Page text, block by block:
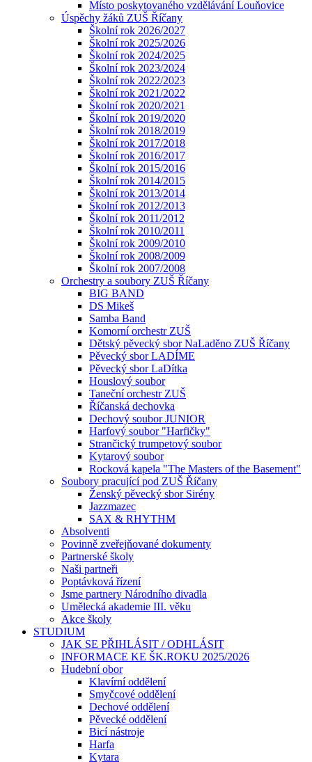
Místo poskytovaného vzdělávání Louňovice
Úspěchy žáků ZUŠ Říčany
Školní rok 2026/2027
Školní rok 2025/2026
Školní rok 2024/2025
Školní rok 2023/2024
Školní rok 2022/2023
Školní rok 2021/2022
Školní rok 2020/2021
Školní rok 2019/2020
Školní rok 2018/2019
Školní rok 2017/2018
Školní rok 2016/2017
Školní rok 2015/2016
Školní rok 2014/2015
Školní rok 2013/2014
Školní rok 2012/2013
Školní rok 2011/2012
Školní rok 2010/2011
Školní rok 2009/2010
Školní rok 2008/2009
Školní rok 2007/2008
Orchestry a soubory ZUŠ Říčany
BIG BAND
DS Mikeš
Samba Band
Komorní orchestr ZUŠ
Dětský pěvecký sbor NaLaděno ZUŠ Říčany
Pěvecký sbor LADÍME
Pěvecký sbor LaDítka
Houslový soubor
Taneční orchestr ZUŠ
Říčanská dechovka
Dechový soubor JUNIOR
Harfový soubor "Harfičky"
Strančický trumpetový soubor
Kytarový soubor
Rocková kapela "The Masters of the Basement"
Soubory pracující pod ZUŠ Říčany
Ženský pěvecký sbor Sirény
Jazzmazec
SAX & RHYTHM
Absolventi
Povinně zveřejňované dokumenty
Partnerské školy
Naši partneři
Poptávková řízení
Jsme partnery Národního divadla
Umělecká akademie III. věku
Akce školy
STUDIUM
JAK SE PŘIHLÁSIT / ODHLÁSIT
INFORMACE KE ŠK.ROKU 2025/2026
Hudební obor
Klavírní oddělení
Smyčcové oddělení
Dechové oddělení
Pěvecké oddělení
Bicí nástroje
Harfa
Kytara